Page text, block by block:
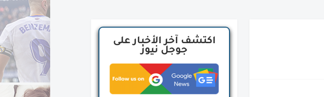
اكتشف آخر الأخبار على
جوجل نيوز